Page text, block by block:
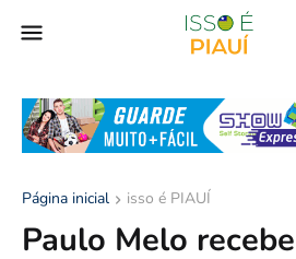
Página inicial isso é PIAUÍ
Paulo Melo